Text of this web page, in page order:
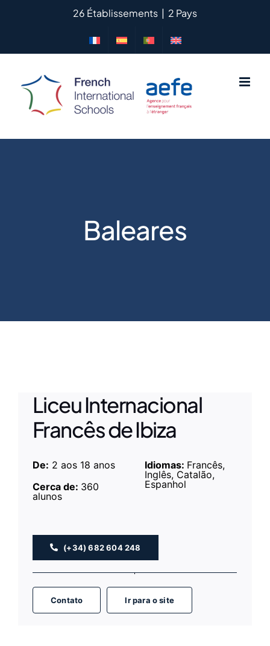
26 Établissements | 2 Pays
Baleares
Liceu Internacional
Francês de Ibiza
De: 2 aos 18 anos
Cerca de: 360
alunos
Idiomas: Francês,
Inglês, Catalão,
Espanhol
(+34) 682 604 248
Contato Ir para o site